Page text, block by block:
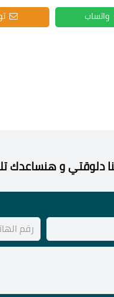
واتساب
دلوقتي و هنساعدك